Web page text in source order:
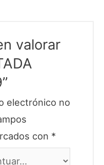
valorar
electrónico no
con *